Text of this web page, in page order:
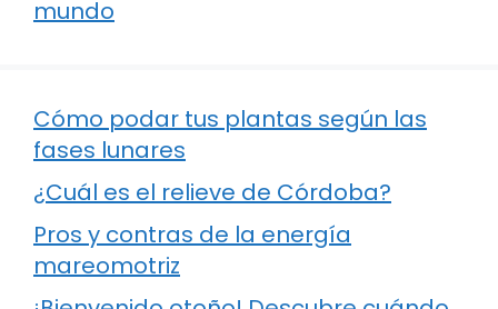
mundo
Cómo podar tus plantas según las
fases lunares
¿Cuál es el relieve de Córdoba?
Pros y contras de la energía
mareomotriz